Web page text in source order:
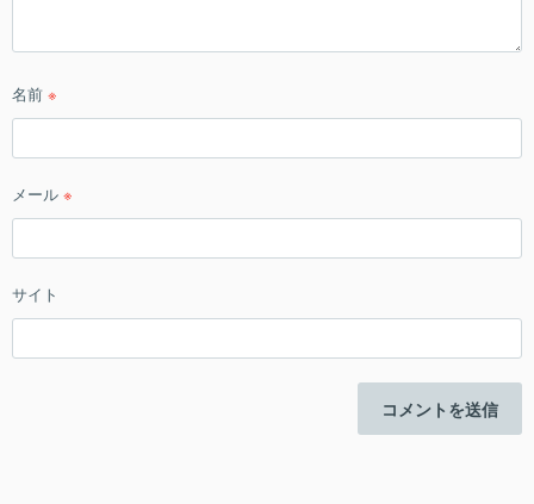
名前 ※
メール ※
サイト